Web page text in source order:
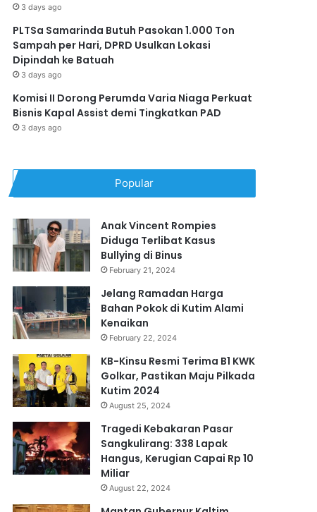
3 days ago
PLTSa Samarinda Butuh Pasokan 1.000 Ton
Sampah per Hari, DPRD Usulkan Lokasi
Dipindah ke Batuah
3 days ago
Komisi II Dorong Perumda Varia Niaga Perkuat
Bisnis Kapal Assist demi Tingkatkan PAD
3 days ago
Popular
Anak Vincent Rompies
Diduga Terlibat Kasus
Bullying di Binus
February 21, 2024
Jelang Ramadan Harga
Bahan Pokok di Kutim Alami
Kenaikan
February 22, 2024
KB-Kinsu Resmi Terima B1 KWK
Golkar, Pastikan Maju Pilkada
Kutim 2024
August 25, 2024
Tragedi Kebakaran Pasar
Sangkulirang: 338 Lapak
Hangus, Kerugian Capai Rp 10
Miliar
August 22, 2024